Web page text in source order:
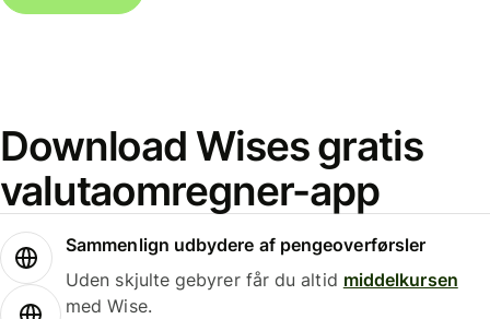
Download Wises gratis
valutaomregner-app
Sammenlign udbydere af pengeoverførsler
Uden skjulte gebyrer får du altid middelkursen
med Wise.